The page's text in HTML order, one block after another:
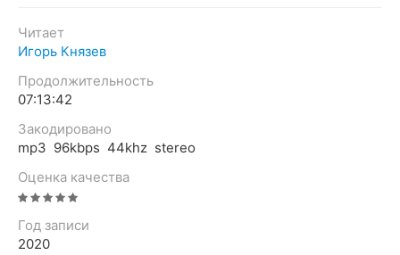
Новости Кинга
Биография
О проекте
Читает
Игорь Князев
Продолжительность
07:13:42
Закодировано
mp3 96kbps 44khz stereo
Оценка качества
Год записи
2020